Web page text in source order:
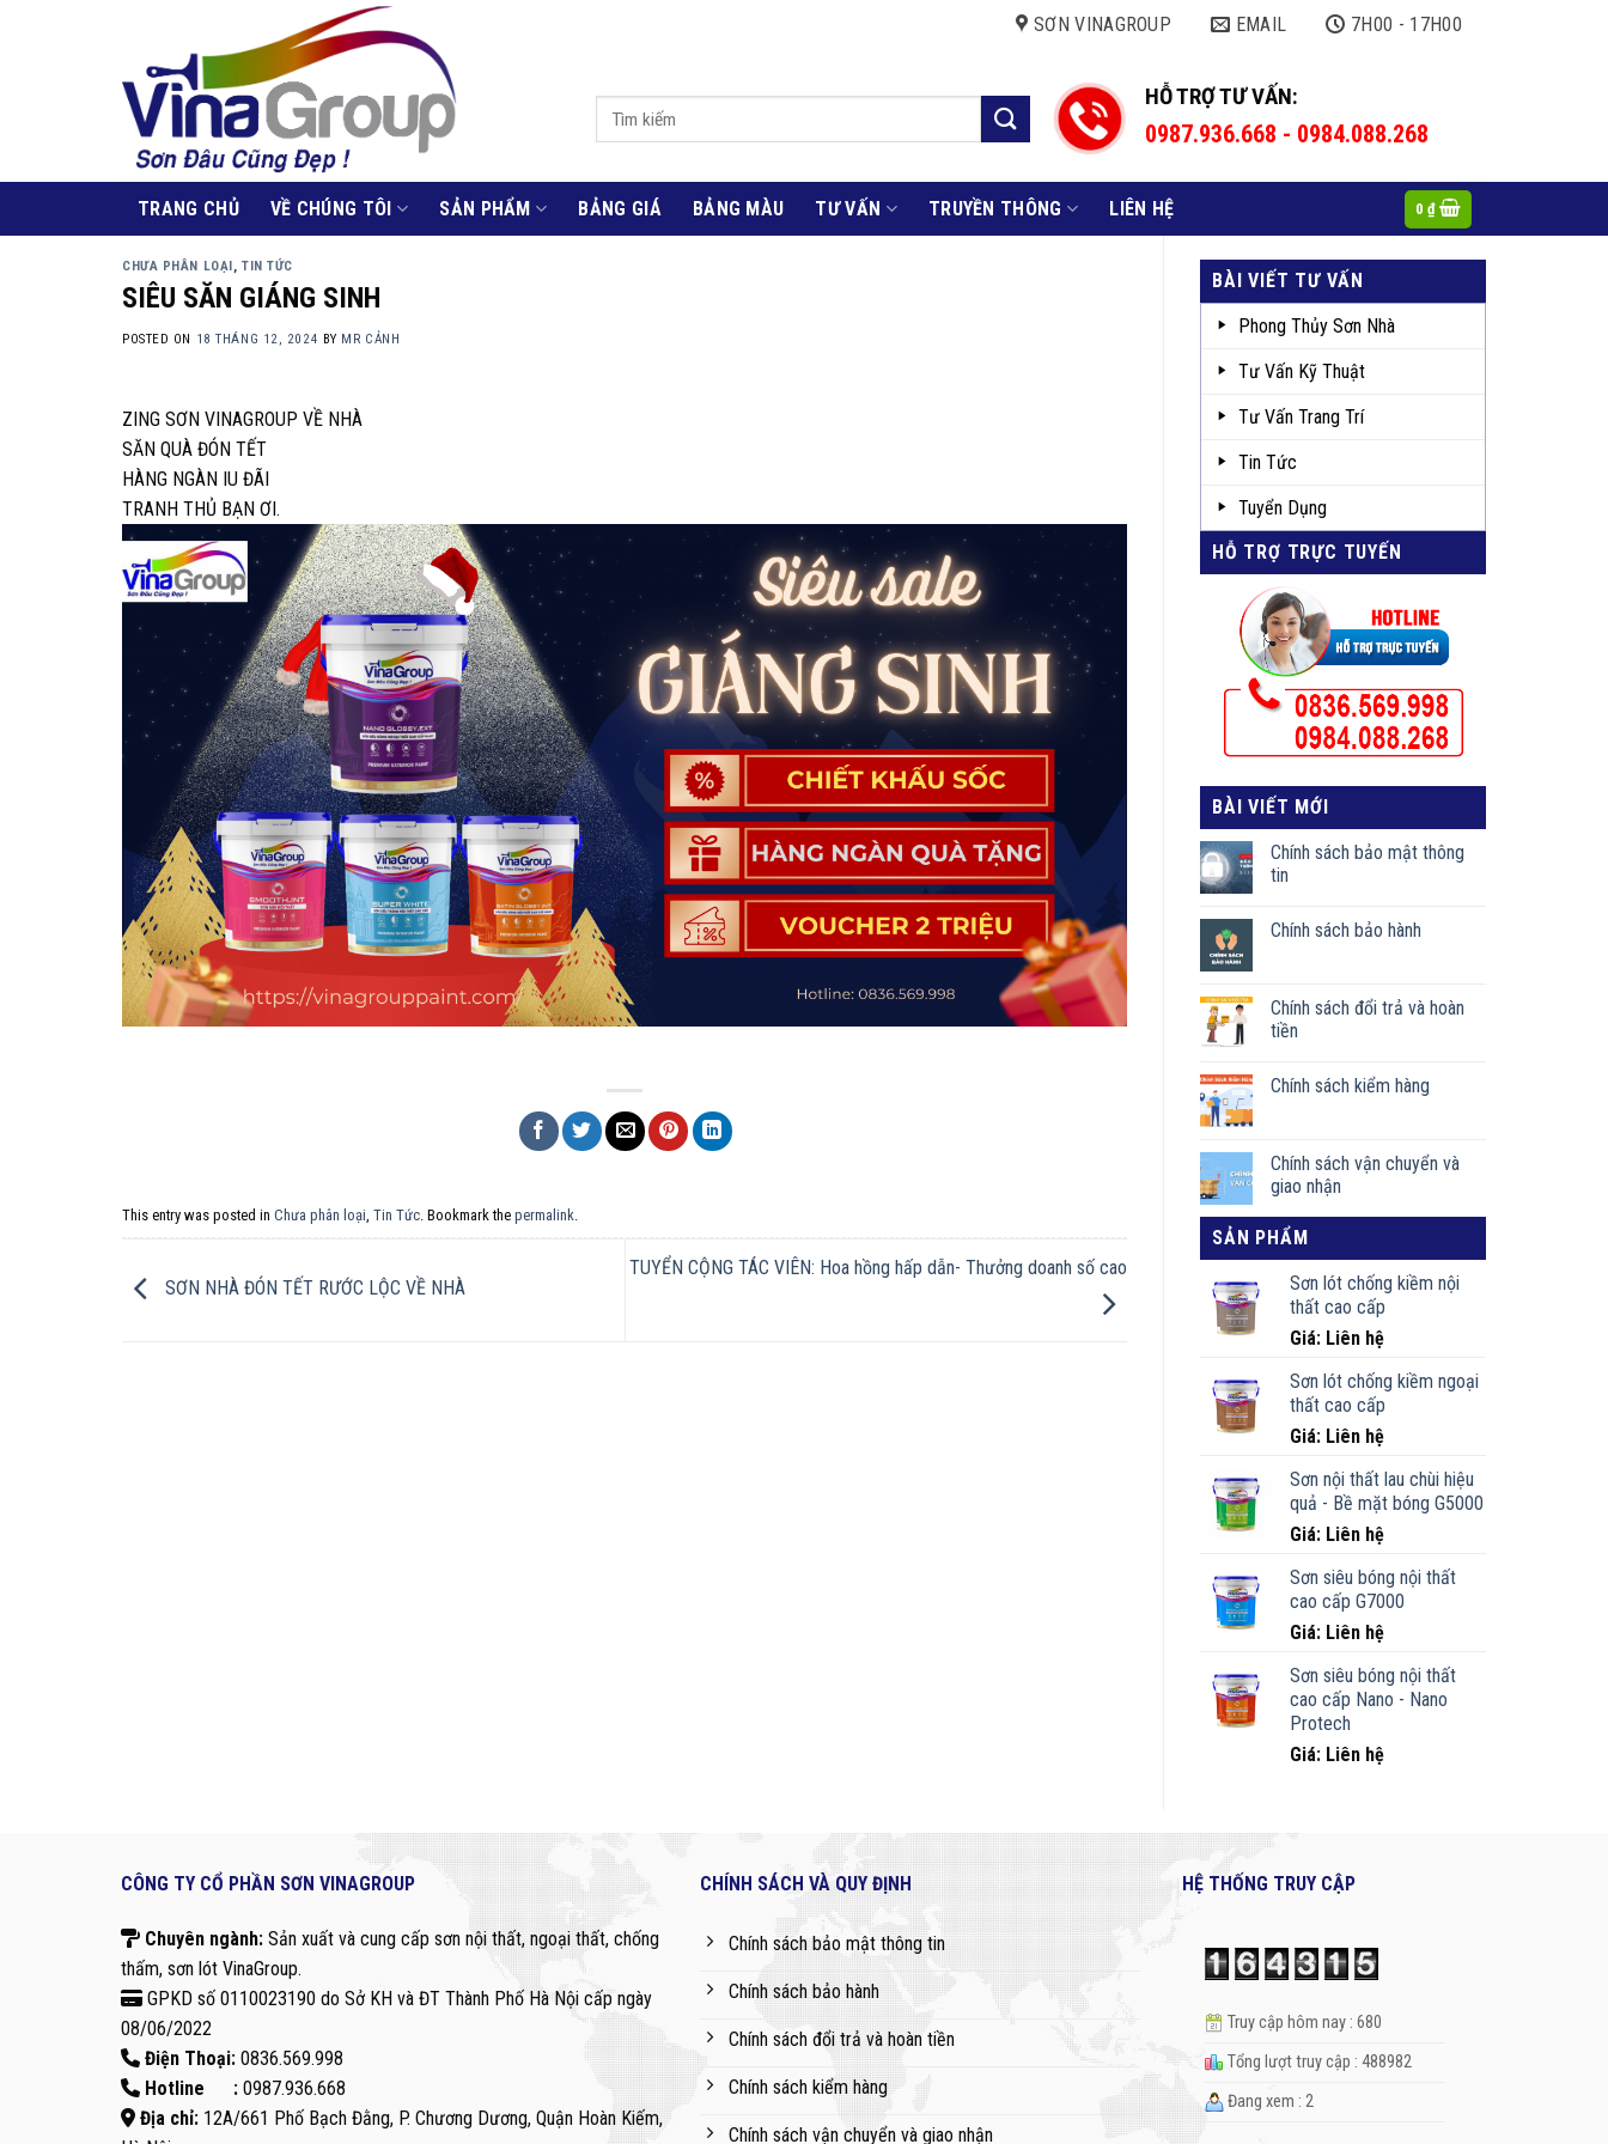
SƠN VINAGROUP EMAIL 7H00 - 17H00
Tìm
kiếm:
HỖ TRỢ TƯ VẤN:
0987.936.668 - 0984.088.268
TRANG CHỦ VỀ CHÚNG TÔI SẢN PHẨM BẢNG GIÁ BẢNG MÀU TƯ VẤN TRUYỀN THÔNG LIÊN HỆ 0 ₫
CHƯA PHÂN LOẠI, TIN TỨC
SIÊU SĂN GIÁNG SINH
POSTED ON 18 THÁNG 12, 2024 BY MR CẢNH
ZING SƠN VINAGROUP VỀ NHÀ
SĂN QUÀ ĐÓN TẾT
HÀNG NGÀN IU ĐÃI
TRANH THỦ BẠN ƠI.
This entry was posted in Chưa phân loại Tin Tức . Bookmark the permalink
SƠN NHÀ ĐÓN TẾT RƯỚC LỘC VỀ NHÀ
TUYỂN CỘNG TÁC VIÊN: Hoa hồng hấp dẫn- Thưởng doanh số cao
BÀI VIẾT TƯ VẤN
Phong Thủy Sơn Nhà
Tư Vấn Kỹ Thuật
Tư Vấn Trang Trí
Tin Tức
Tuyển Dụng
HỖ TRỢ TRỰC TUYẾN
BÀI VIẾT MỚI
Chính sách bảo mật thông
tin
Chính sách bảo hành
Chính sách đổi trả và hoàn
tiền
Chính sách kiểm hàng
Chính sách vận chuyển và
giao nhận
SẢN PHẨM
Sơn lót chống kiềm nội
thất cao cấp
Giá: Liên hệ
Sơn lót chống kiềm ngoại
thất cao cấp
Giá: Liên hệ
Sơn nội thất lau chùi hiệu
quả - Bề mặt bóng G5000
Giá: Liên hệ
Sơn siêu bóng nội thất
cao cấp G7000
Giá: Liên hệ
Sơn siêu bóng nội thất
cao cấp Nano - Nano
Protech
Giá: Liên hệ
CÔNG TY CỔ PHẦN SƠN VINAGROUP
Chuyên ngành: Sản xuất và cung cấp sơn nội thất, ngoại thất, chống
thấm, sơn lót VinaGroup.
GPKD số 0110023190 do Sở KH và ĐT Thành Phố Hà Nội cấp ngày
08/06/2022
Điện Thoại: 0836.569.998
Hotline : 0987.936.668
Địa chỉ:12A/661 Phố Bạch Đằng, P. Chương Dương, Quận Hoàn Kiếm,
CHÍNH SÁCH VÀ QUY ĐỊNH
Chính sách bảo mật thông tin
Chính sách bảo hành
Chính sách đổi trả và hoàn tiền
Chính sách kiểm hàng
Chính sách vận chuyển và giao nhận
HỆ THỐNG TRUY CẬP
Truy cập hôm nay : 680
Tổng lượt truy cập : 488982
Đang xem : 2